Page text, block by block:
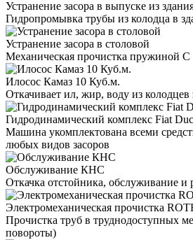
Устранение засора в выпуске из
Гидропромывка трубы из колодца в
Устранение засора в столовой
Механическая прочистка пружиной С
Илосос Камаз 10 Куб.м.
Откачивает ил, жир, воду из колодцев
Гидродинамический комплекс Fiat
Машина укомплектована всеми
любых видов засоров
Обслуживание КНС
Откачка отстойника, обслуживание и
Электромеханическая прочистка
Прочистка труб в труднодоступных
повороты)